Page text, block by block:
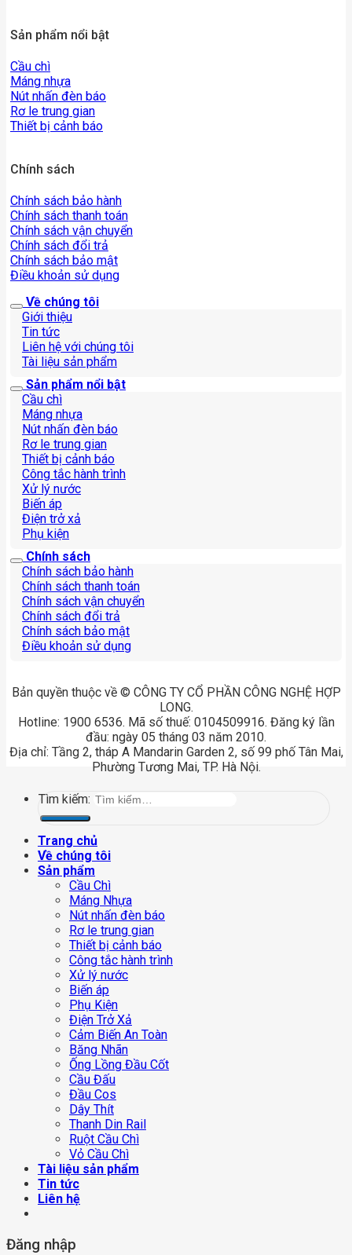
Sản phẩm nổi bật
Cầu chì
Máng nhựa
Nút nhấn đèn báo
Rơ le trung gian
Thiết bị cảnh báo
Chính sách
Chính sách bảo hành
Chính sách thanh toán
Chính sách vận chuyển
Chính sách đổi trả
Chính sách bảo mật
Điều khoản sử dụng
Về chúng tôi
Giới thiệu
Tin tức
Liên hệ với chúng tôi
Tài liệu sản phẩm
Sản phẩm nổi bật
Cầu chì
Máng nhựa
Nút nhấn đèn báo
Rơ le trung gian
Thiết bị cảnh báo
Công tắc hành trình
Xử lý nước
Biến áp
Điện trở xả
Phụ kiện
Chính sách
Chính sách bảo hành
Chính sách thanh toán
Chính sách vận chuyển
Chính sách đổi trả
Chính sách bảo mật
Điều khoản sử dụng
Bản quyền thuộc về © CÔNG TY CỔ PHẦN CÔNG NGHỆ HỢP
LONG.
Hotline: 1900 6536. Mã số thuế: 0104509916. Đăng ký lần
đầu: ngày 05 tháng 03 năm 2010.
Địa chỉ: Tầng 2, tháp A Mandarin Garden 2, số 99 phố Tân Mai,
Phường Tương Mai, TP. Hà Nội.
Tìm kiếm:
Trang chủ
Về chúng tôi
Sản phẩm
Cầu Chì
Máng Nhựa
Nút nhấn đèn báo
Rơ le trung gian
Thiết bị cảnh báo
Công tắc hành trình
Xử lý nước
Biến áp
Phụ Kiện
Điện Trở Xả
Cảm Biến An Toàn
Băng Nhãn
Ống Lồng Đầu Cốt
Cầu Đấu
Đầu Cos
Dây Thít
Thanh Din Rail
Ruột Cầu Chì
Vỏ Cầu Chì
Tài liệu sản phẩm
Tin tức
Liên hệ
Đăng nhập